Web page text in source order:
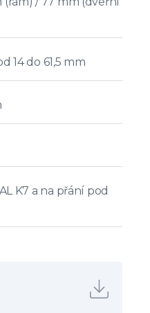
14 do 61,5 mm
K7 a na přání pod